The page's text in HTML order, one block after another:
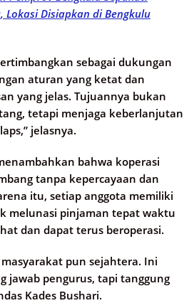
Lokasi Disiapkan di Bengkulu
sebagai dukungan
aturan yang ketat dan
yang jelas. Tujuannya bukan
tetapi menjaga keberlanjutan
jelasnya.
bahwa koperasi
tanpa kepercayaan dan
itu, setiap anggota memiliki
melunasi pinjaman tepat waktu
dan dapat terus beroperasi.
pun sejahtera. Ini
jawab pengurus, tapi tanggung
Kades Bushari.